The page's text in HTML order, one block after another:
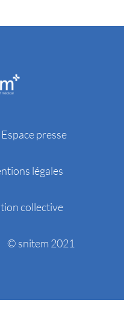
Espace presse
légales
collective
© snitem 2021